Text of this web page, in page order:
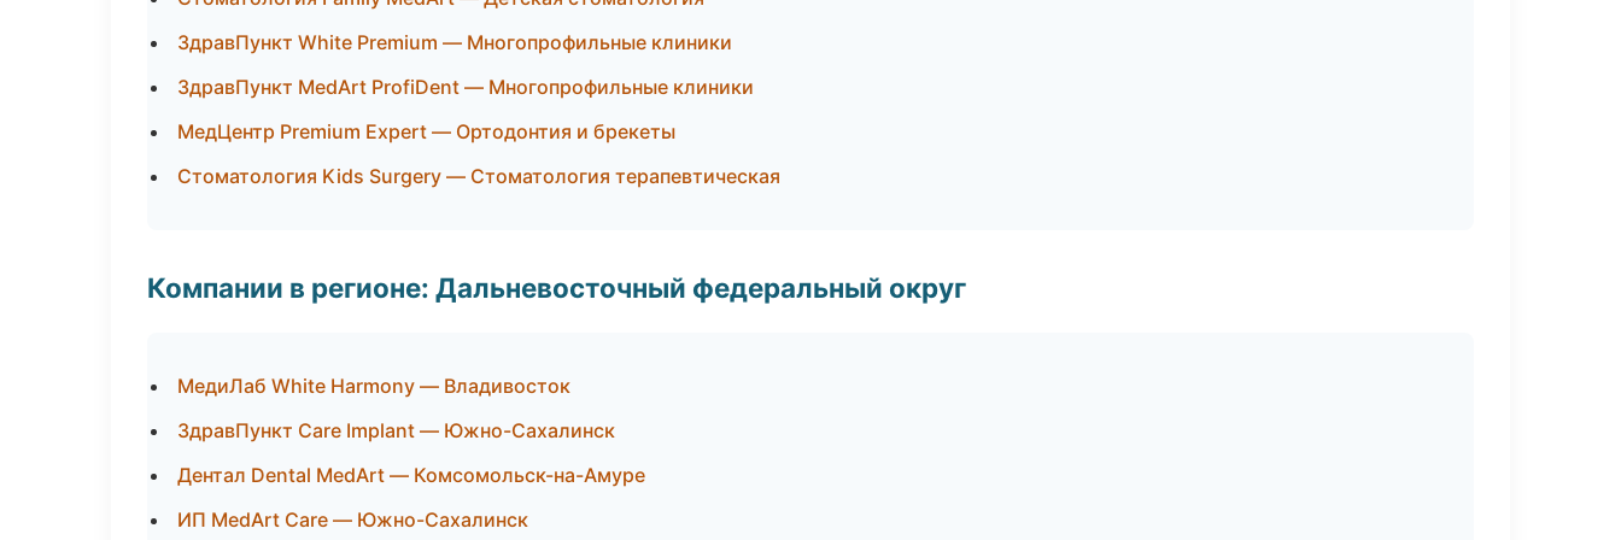
ЗдравПункт White Premium — Многопрофильные клиники
ЗдравПункт MedArt ProfiDent — Многопрофильные клиники
МедЦентр Premium Expert — Ортодонтия и брекеты
Стоматология Kids Surgery — Стоматология терапевтическая
Компании в регионе: Дальневосточный федеральный округ
МедиЛаб White Harmony — Владивосток
ЗдравПункт Care Implant — Южно-Сахалинск
Дентал Dental MedArt — Комсомольск-на-Амуре
ИП MedArt Care — Южно-Сахалинск